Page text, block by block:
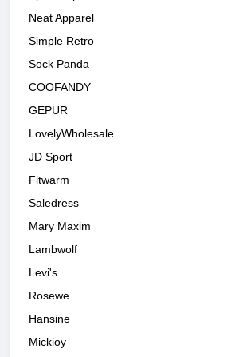
Neat Apparel
Simple Retro
Sock Panda
COOFANDY
GEPUR
LovelyWholesale
JD Sport
Fitwarm
Saledress
Mary Maxim
Lambwolf
Levi's
Rosewe
Hansine
Mickioy